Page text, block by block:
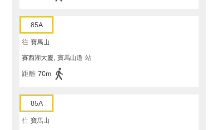
85A
往 寶馬山
賽西湖大廈, 寶馬山道 站
距離 70m
85A
往 寶馬山